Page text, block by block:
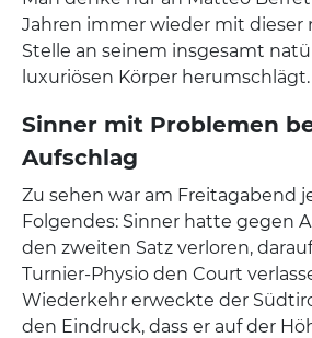
Jahren immer wieder mit dieser
Stelle an seinem insgesamt
luxuriösen Körper herumschlägt.
Sinner mit Problemen
Aufschlag
Zu sehen war am Freitagabend
Folgendes: Sinner hatte gegen
den zweiten Satz verloren,
Turnier-Physio den Court
Wiederkehr erweckte der
den Eindruck, dass er auf der